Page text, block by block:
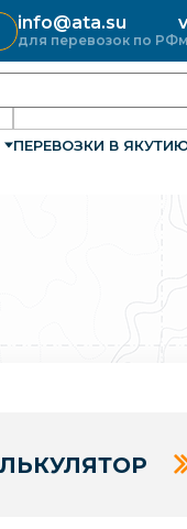
info@ata.su
для перевозок по РФ
ПЕРЕВОЗКИ В